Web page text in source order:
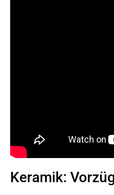
Keramik: